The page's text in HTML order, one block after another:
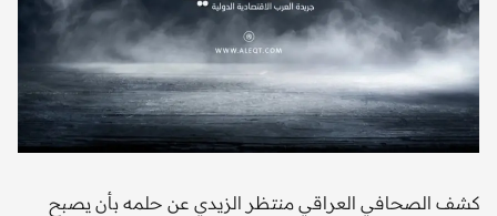
كشف الصحافي العراقي منتظر الزيدي عن حلمه بأن يصبح